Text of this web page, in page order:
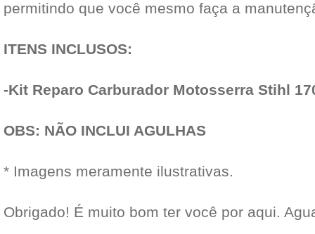
permitindo que você mesmo faça a
ITENS INCLUSOS:
-Kit Reparo Carburador Motosserra Stihl
OBS: NÃO INCLUI AGULHAS
* Imagens meramente ilustrativas.
Obrigado! É muito bom ter você por aqui.